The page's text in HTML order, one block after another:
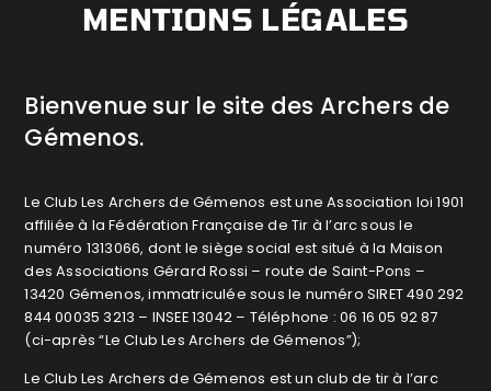
MENTIONS LÉGALES
Bienvenue sur le site des Archers de
Gémenos.
Le Club Les Archers de Gémenos est une Association loi 1901
affiliée à la Fédération Française de Tir à l’arc sous le
numéro 1313066, dont le siège social est situé à la Maison
des Associations Gérard Rossi – route de Saint-Pons –
13420 Gémenos, immatriculée sous le numéro SIRET 490 292
844 00035 3213 – INSEE 13042 – Téléphone : 06 16 05 92 87
(ci-après “Le Club Les Archers de Gémenos”);
Le Club Les Archers de Gémenos est un club de tir à l’arc